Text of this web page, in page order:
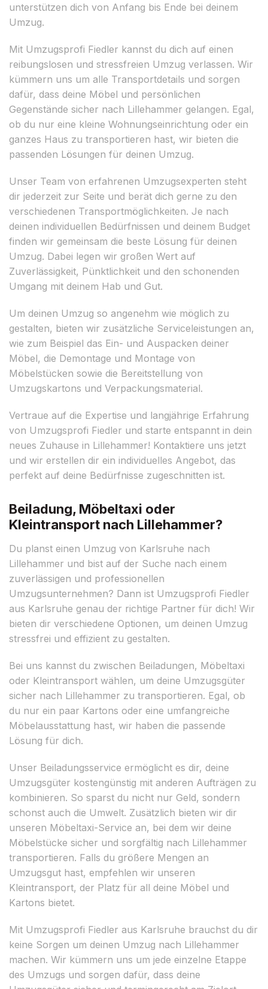
unterstützen dich von Anfang bis Ende bei deinem
Umzug.
Mit Umzugsprofi Fiedler kannst du dich auf einen
reibungslosen und stressfreien Umzug verlassen. Wir
kümmern uns um alle Transportdetails und sorgen
dafür, dass deine Möbel und persönlichen
Gegenstände sicher nach Lillehammer gelangen. Egal,
ob du nur eine kleine Wohnungseinrichtung oder ein
ganzes Haus zu transportieren hast, wir bieten die
passenden Lösungen für deinen Umzug.
Unser Team von erfahrenen Umzugsexperten steht
dir jederzeit zur Seite und berät dich gerne zu den
verschiedenen Transportmöglichkeiten. Je nach
deinen individuellen Bedürfnissen und deinem Budget
finden wir gemeinsam die beste Lösung für deinen
Umzug. Dabei legen wir großen Wert auf
Zuverlässigkeit, Pünktlichkeit und den schonenden
Umgang mit deinem Hab und Gut.
Um deinen Umzug so angenehm wie möglich zu
gestalten, bieten wir zusätzliche Serviceleistungen an,
wie zum Beispiel das Ein- und Auspacken deiner
Möbel, die Demontage und Montage von
Möbelstücken sowie die Bereitstellung von
Umzugskartons und Verpackungsmaterial.
Vertraue auf die Expertise und langjährige Erfahrung
von Umzugsprofi Fiedler und starte entspannt in dein
neues Zuhause in Lillehammer! Kontaktiere uns jetzt
und wir erstellen dir ein individuelles Angebot, das
perfekt auf deine Bedürfnisse zugeschnitten ist.
Beiladung, Möbeltaxi oder
Kleintransport nach Lillehammer?
Du planst einen Umzug von Karlsruhe nach
Lillehammer und bist auf der Suche nach einem
zuverlässigen und professionellen
Umzugsunternehmen? Dann ist Umzugsprofi Fiedler
aus Karlsruhe genau der richtige Partner für dich! Wir
bieten dir verschiedene Optionen, um deinen Umzug
stressfrei und effizient zu gestalten.
Bei uns kannst du zwischen Beiladungen, Möbeltaxi
oder Kleintransport wählen, um deine Umzugsgüter
sicher nach Lillehammer zu transportieren. Egal, ob
du nur ein paar Kartons oder eine umfangreiche
Möbelausstattung hast, wir haben die passende
Lösung für dich.
Unser Beiladungsservice ermöglicht es dir, deine
Umzugsgüter kostengünstig mit anderen Aufträgen zu
kombinieren. So sparst du nicht nur Geld, sondern
schonst auch die Umwelt. Zusätzlich bieten wir dir
unseren Möbeltaxi-Service an, bei dem wir deine
Möbelstücke sicher und sorgfältig nach Lillehammer
transportieren. Falls du größere Mengen an
Umzugsgut hast, empfehlen wir unseren
Kleintransport, der Platz für all deine Möbel und
Kartons bietet.
Mit Umzugsprofi Fiedler aus Karlsruhe brauchst du dir
keine Sorgen um deinen Umzug nach Lillehammer
machen. Wir kümmern uns um jede einzelne Etappe
des Umzugs und sorgen dafür, dass deine